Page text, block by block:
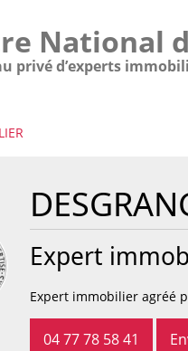
National
privé d’experts
Expert
Expert immobilier agréé
04 77 78 58 41